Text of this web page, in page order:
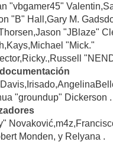
"vbgamer45"
"B" Hall,Gary M.
"JBlaze"
"Mick."
"groundup" Dickerson .
Monden, y Relyana .